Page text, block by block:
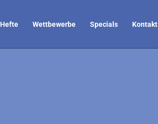
Hefte Wettbewerbe Specials Kontakt